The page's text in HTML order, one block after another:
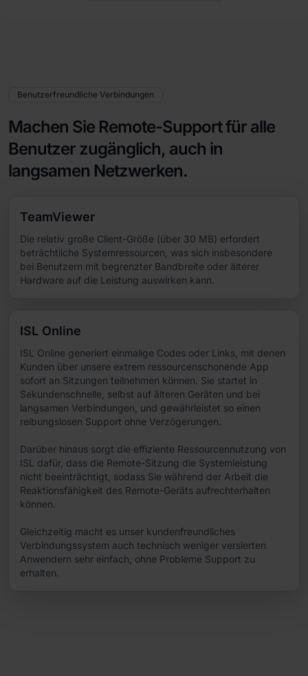
Benutzerfreundliche Verbindungen
Machen Sie Remote-Support für alle
Benutzer zugänglich, auch in
langsamen Netzwerken.
TeamViewer
Die relativ große Client-Größe (über 30 MB) erfordert
beträchtliche Systemressourcen, was sich insbesondere
bei Benutzern mit begrenzter Bandbreite oder älterer
Hardware auf die Leistung auswirken kann.
ISL Online
ISL Online generiert einmalige Codes oder Links, mit denen
Kunden über unsere extrem ressourcenschonende App
sofort an Sitzungen teilnehmen können. Sie startet in
Sekundenschnelle, selbst auf älteren Geräten und bei
langsamen Verbindungen, und gewährleistet so einen
reibungslosen Support ohne Verzögerungen.
Darüber hinaus sorgt die effiziente Ressourcennutzung von
ISL dafür, dass die Remote-Sitzung die Systemleistung
nicht beeinträchtigt, sodass Sie während der Arbeit die
Reaktionsfähigkeit des Remote-Geräts aufrechterhalten
können.
Gleichzeitig macht es unser kundenfreundliches
Verbindungssystem auch technisch weniger versierten
Anwendern sehr einfach, ohne Probleme Support zu
erhalten.